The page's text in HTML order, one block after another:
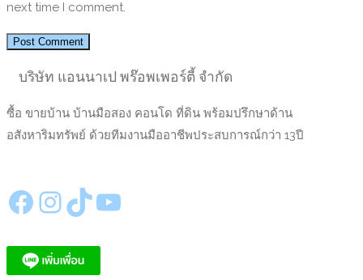
next time I comment.
บริษัท แอนนาเป พร๊อพเพอร์ตี้ จำกัด
ซื้อ ขายบ้าน บ้านมือสอง คอนโด ที่ดิน พร้อมปรึกษาด้าน
อสังหาริมทรัพย์ ด้วยทีมงานมืออาชีพประสบการณ์กว่า 13ปี
https://www.facebook.com/annapeproperty InstagramTikTok YouTube